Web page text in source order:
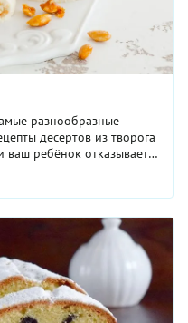
разнообразные
десертов из творога
ребёнок отказывается